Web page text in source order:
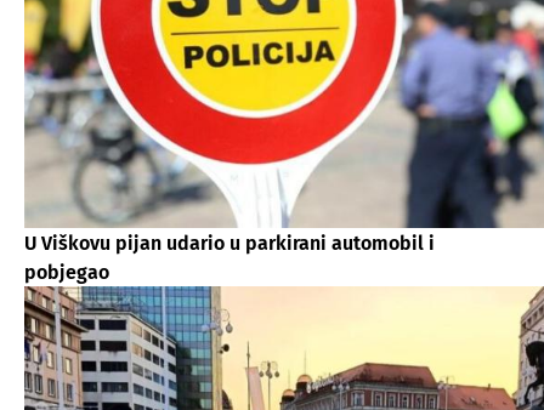
U Viškovu pijan udario u parkirani automobil i
pobjegao